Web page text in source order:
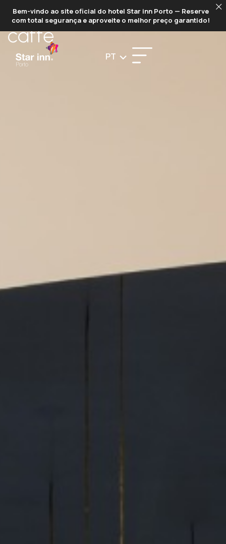
Bem-vindo ao site oficial do hotel Star inn Porto — Reserve
com total segurança e aproveite o melhor preço garantido!
PT
STARS
caffé